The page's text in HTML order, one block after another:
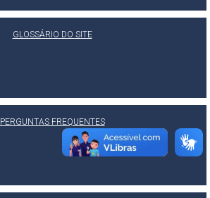
GLOSSÁRIO DO SITE
PERGUNTAS FREQUENTES